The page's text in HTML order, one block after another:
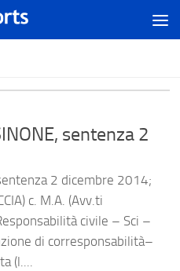
sentenza 2
2 dicembre 2014;
c. M.A. (Avv.ti
civile – Sci –
di corresponsabilità–
(l....